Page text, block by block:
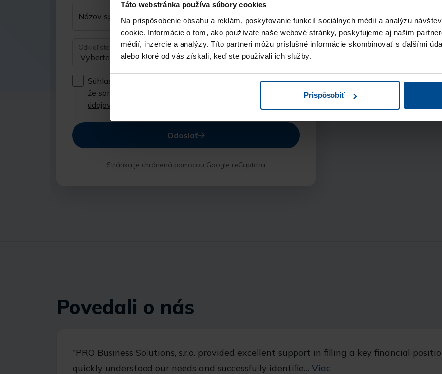
Táto webstránka používa súbory cookies
Na prispôsobenie obsahu a reklám, poskytovanie funkcií sociálnych médií a analýzu
cookie. Informácie o tom, ako používate naše webové stránky, poskytujeme aj našim
médií, inzercie a analýzy. Títo partneri môžu príslušné informácie skombinovať s ďalšími
alebo ktoré od vás získali, keď ste používali ich služby.
Prispôsobiť
Názov spoločnosti
Odkiaľ ste sa nás dozvedeli?
Súhlasím so spracúvaním
a vyhlasujem,
že som sa oboznámil so
údajov
Odoslať
Stránka je chránená pomocou Google reCaptcha
V krátkom čase
objednávky a
záujem o vašu
Pohovor
Sprístupníme vám
následne ho
Povedali o nás
"PRO Business Solutions, s.r.o. provided excellent support in filling a key financial
quickly understood our needs and successfully identifie… Viac